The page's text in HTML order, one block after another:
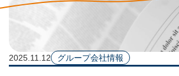
2025.11.12 グループ会社情報